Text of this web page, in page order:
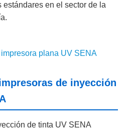
en el sector de la
de inyección
de tinta UV SENA